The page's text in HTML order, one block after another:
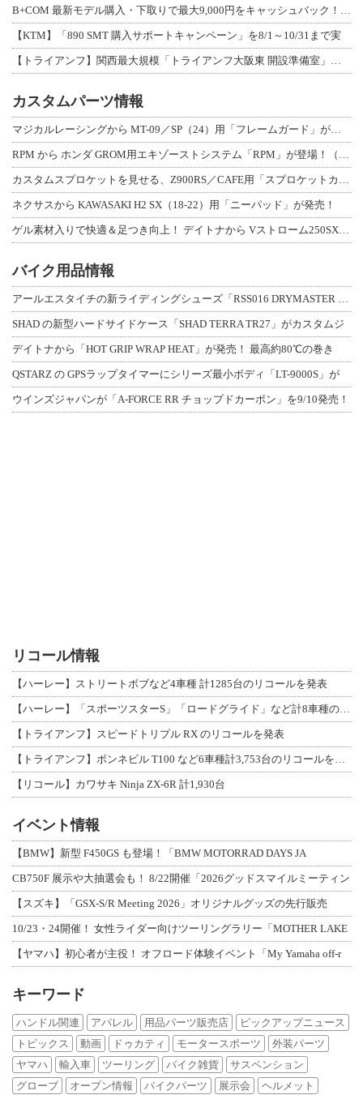
B+COM 最新モデル購入・下取りで最大9,000円をキャッシュバック！「B+F
【KTM】「890 SMT 購入サポートキャンペーン」を8/1～10/31まで実
【トライアンフ】関西最大規模「トライアンフ大阪東 開設準備室」がオープン！ 限定
カスタムパーツ情報
マジカルレーシングから MT-09／SP（24）用「フレームガード」が登場！
RPM から ホンダ GROM用エキゾーストシステム「RPM」が登場！（動画あり
カスタムスプロケットを見せる、Z900RS／CAFE用「スプロケットカバーフルキ
ネクサスから KAWASAKI H2 SX（18-22）用「ニーパッド」が発売！
ゲル素材入りで快適＆足つき向上！ デイトナから Vストローム250SX用「快適ロ
バイク用品情報
アールエスタイチの新ライディングシューズ「RSS016 DRYMASTER スト
SHAD の新型ハードサイドケース「SHAD TERRA TR27」がカスタムジ
デイトナから「HOT GRIP WRAP HEAT」が発売！ 最高約80℃の巻き
QSTARZ の GPSラップタイマーにシリーズ最小ボディ「LT-9000S」が
ウインズジャパンが「A-FORCE RR チョップドカーボン」を9/10発売！
リコール情報
【ハーレー】ストリートボブなど4車種 計1285台のリコールを発表
【ハーレー】「スポーツスターS」「ロードグライド」など計8車種のリコールを発表
【トライアンフ】スピードトリプル RX のリコールを発表
【トライアンフ】ボンネビル T100 など6車種計3,753台のリコールを発表
【リコール】カワサキ Ninja ZX-6R 計1,930台
イベント情報
【BMW】新型 F450GS も登場！「BMW MOTORRAD DAYS JA
CB750F 展示や大抽選会も！ 8/22開催「2026グッドスマイルミーティン
【スズキ】「GSX-S/R Meeting 2026」オリジナルグッズの先行販売
10/23・24開催！ 女性ライダー向けツーリングラリー「MOTHER LAKE
【ヤマハ】初心者が主役！ オフロード体験イベント「My Yamaha off-r
キーワード
ハンドル関連 アパレル 用品パーツ販売店
ピックアップニュース
トピックス
動画 ドゥカティ モータースポーツ
外装パーツ
ヤマハ
輸入車 ツーリング バイク雑貨
サスペンション
グローブ
オープン情報 バイクパーツ 展示会 ヘルメット